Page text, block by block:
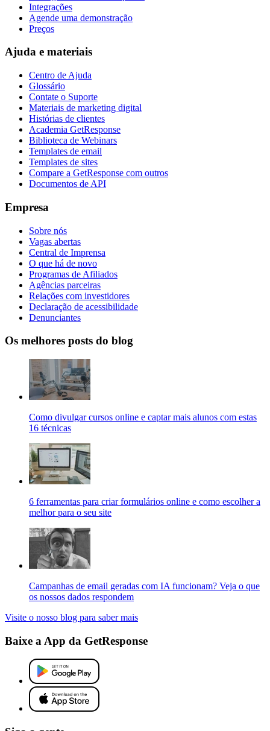
Integrações
Agende uma demonstração
Preços
Ajuda e materiais
Centro de Ajuda
Glossário
Contate o Suporte
Materiais de marketing digital
Histórias de clientes
Academia GetResponse
Biblioteca de Webinars
Templates de email
Templates de sites
Compare a GetResponse com outros
Documentos de API
Empresa
Sobre nós
Vagas abertas
Central de Imprensa
O que há de novo
Programas de Afiliados
Agências parceiras
Relações com investidores
Declaração de acessibilidade
Denunciantes
Os melhores posts do blog
Como divulgar cursos online e captar mais alunos com estas
16 técnicas
6 ferramentas para criar formulários online e como escolher a
melhor para o seu site
Campanhas de email geradas com IA funcionam? Veja o que
os nossos dados respondem
Visite o nosso blog para saber mais
Baixe a App da GetResponse